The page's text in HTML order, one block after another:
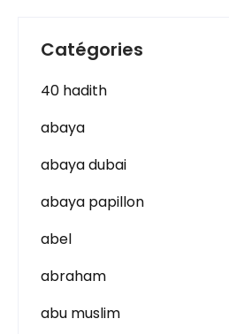
Catégories
40 hadith
abaya
abaya dubai
abaya papillon
abel
abraham
abu muslim